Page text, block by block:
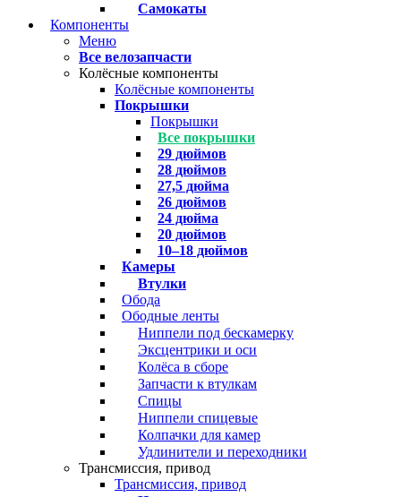
Самокаты
Компоненты
Меню
Все велозапчасти
Колёсные компоненты
Колёсные компоненты
Покрышки
Покрышки
Все покрышки
29 дюймов
28 дюймов
27,5 дюйма
26 дюймов
24 дюйма
20 дюймов
10–18 дюймов
Камеры
Втулки
Обода
Ободные ленты
Ниппели под бескамерку
Эксцентрики и оси
Колёса в сборе
Запчасти к втулкам
Спицы
Ниппели спицевые
Колпачки для камер
Удлинители и переходники
Трансмиссия, привод
Трансмиссия, привод